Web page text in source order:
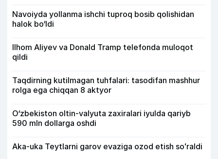
Navoiyda yollanma ishchi tuproq bosib qolishidan
halok bo‘ldi
Ilhom Aliyev va Donald Tramp telefonda muloqot
qildi
Taqdirning kutilmagan tuhfalari: tasodifan mashhur
rolga ega chiqqan 8 aktyor
O‘zbekiston oltin-valyuta zaxiralari iyulda qariyb
590 mln dollarga oshdi
Aka-uka Teytlarni garov evaziga ozod etish soʻraldi